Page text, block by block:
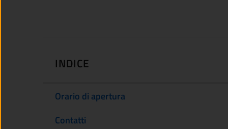
INDICE
Orario di apertura
Contatti